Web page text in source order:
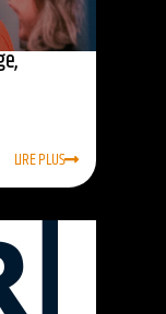
LIRE PLUS